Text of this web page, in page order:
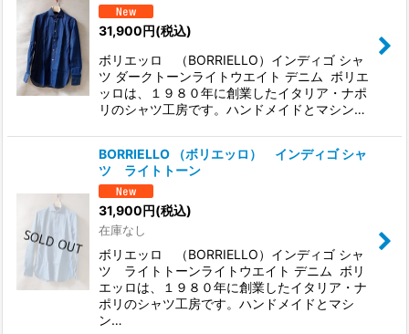
31,900円(税込)
ボリエッロ （BORRIELLO）インディゴ シャ
ツ ダークトーンライトウエイト デニム ボリエ
ッロは、１９８０年に創業したイタリア・ナポ
リのシャツ工房です。ハンドメイドとマシン…
BORRIELLO （ボリエッロ） インディゴ シャ
ツ ライトトーン
31,900円(税込)
在庫なし
ボリエッロ （BORRIELLO）インディゴ シャ
ツ ライトトーンライトウエイト デニム ボリ
エッロは、１９８０年に創業したイタリア・ナ
ポリのシャツ工房です。ハンドメイドとマシ
ン…